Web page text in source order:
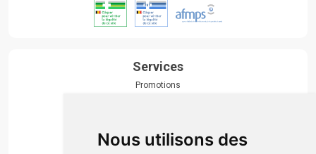
Nous utilisons des
Services
Promotions
Actualités & conseils
Événements